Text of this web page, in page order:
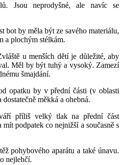
Jsou neprodyšné, ale navíc se
bot by měla být ze savého materiálu,
a plochým stélkám.
u menších dětí je důležité, aby
Měl by být tuhý a vysoký. Zamezí
šmajdání.
opatku by v přední části (v oblasti
měkká a ohebná.
příliš velký tlak na přední část
podpatek co nejnižší a současně s
pohybového aparátu a také únavu.
nejlehčí.